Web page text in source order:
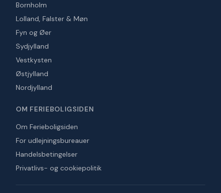
Bornholm
Lolland, Falster & Møn
Fyn og Øer
Sydjylland
Vestkysten
Østjylland
Nordjylland
OM FERIEBOLIGSIDEN
Om Ferieboligsiden
For udlejningsbureauer
Handelsbetingelser
Privatlivs- og cookiepolitik